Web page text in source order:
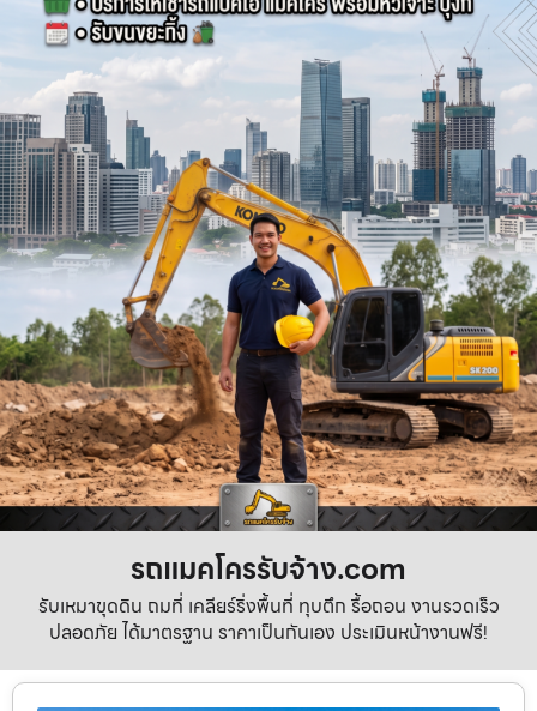
รถแมคโครรับจ้าง.com
รับเหมาขุดดิน ถมที่ เคลียร์ริ่งพื้นที่ ทุบตึก รื้อถอน งานรวดเร็ว
ปลอดภัย ได้มาตรฐาน ราคาเป็นกันเอง ประเมินหน้างานฟรี!